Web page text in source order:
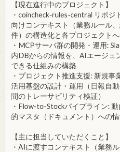
【現在進行中のプロジェクト】
・coincheck-rules-central リポジ
向けコンテキスト（業務ルール
件）の構造化と各プロジェクト
・MCPサーバ群の開発・運用:
内DBからの情報を、AIエージェ
できる仕組みの構築
・プロジェクト推進支援: 新規
活用基盤の設計・運用（日報自
間のトレーサビリティ検証）
・Flow-to-Stockパイプライン:
的マスタ（ドキュメント）への
【主に担当していただくこと】
・AIに渡すコンテキスト（業務